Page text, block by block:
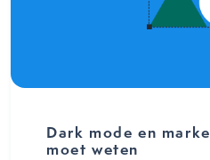
Dark mode en
moet weten